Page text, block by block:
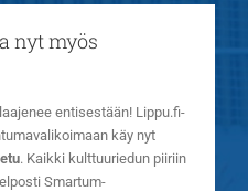
nyt myös
entisestään! Lippu.fi-
käy nyt
. Kaikki kulttuuriedun piiriin
Smartum-